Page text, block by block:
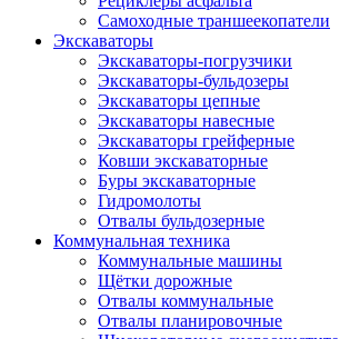
Самоходные траншеекопатели
Экскаваторы
Экскаваторы-погрузчики
Экскаваторы-бульдозеры
Экскаваторы цепные
Экскаваторы навесные
Экскаваторы грейферные
Ковши экскаваторные
Буры экскаваторные
Гидромолоты
Отвалы бульдозерные
Коммунальная техника
Коммунальные машины
Щётки дорожные
Отвалы коммунальные
Отвалы планировочные